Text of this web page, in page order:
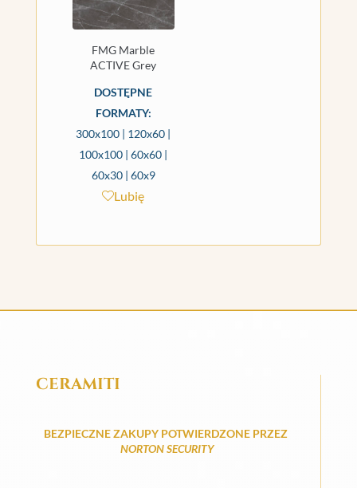
FMG Marble
ACTIVE Grey
DOSTĘPNE
FORMATY:
300x100 | 120x60 |
100x100 | 60x60 |
60x30 | 60x9
Lubię
CERAMITI
BEZPIECZNE ZAKUPY POTWIERDZONE PRZEZ
NORTON SECURITY